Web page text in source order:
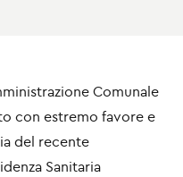
Comunale
con estremo favore e
del recente
Sanitaria